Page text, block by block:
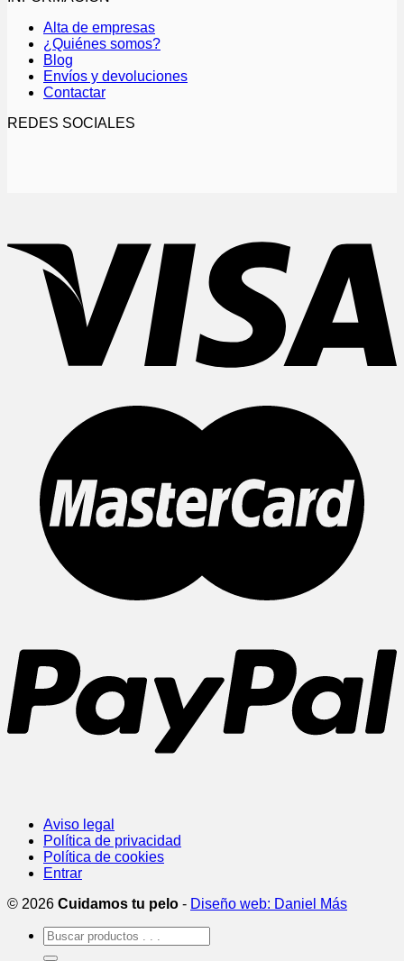
Alta de empresas
¿Quiénes somos?
Blog
Envíos y devoluciones
Contactar
REDES SOCIALES
Aviso legal
Política de privacidad
Política de cookies
Entrar
© 2026 Cuidamos tu pelo - Diseño web: Daniel Más
Buscar
por: